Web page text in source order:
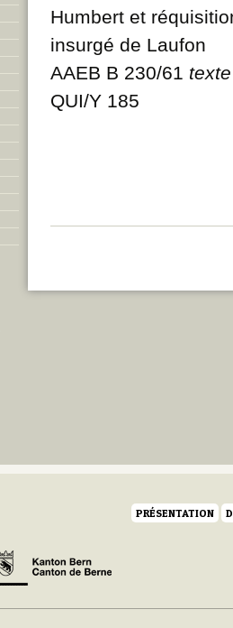
Humbert et
insurgé de Laufon
AAEB B 230/61 texte
QUI/Y 185
PRÉSENTATION